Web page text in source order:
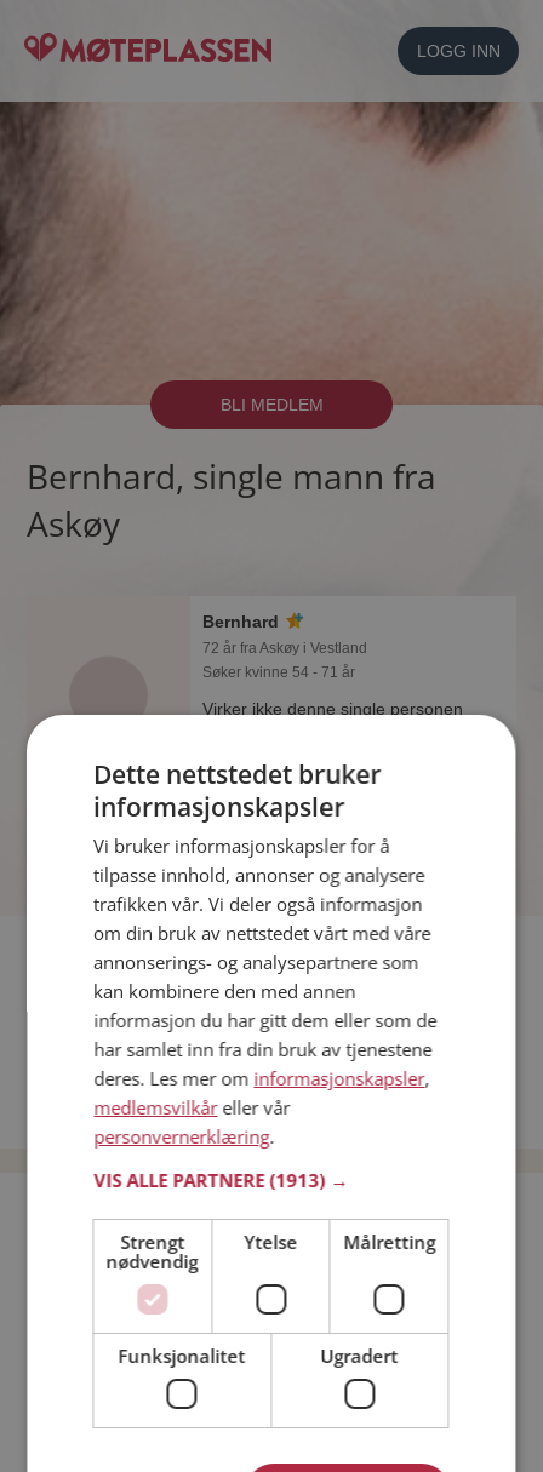
LOGG INN
BLI MEDLEM
Bernhard, single mann fra
Askøy
Bernhard
72 år fra Askøy i Vestland
Søker kvinne 54 - 71 år
Virker ikke denne single personen
finne ut alt om Bernhard.
Fler single
Flere singlemenn fra Askøy: Torjus,Håvard ,Håkon
Kvinner fra Askøy
Date kvinner i Norge
Date menn i Norge
Bli medlem gratis!
Jeg er en: Mann Kvinne
Min alder:
Dette nettstedet bruker
informasjonskapsler
Vi bruker informasjonskapsler for å
tilpasse innhold, annonser og analysere
trafikken vår. Vi deler også informasjon
om din bruk av nettstedet vårt med våre
annonserings- og analysepartnere som
kan kombinere den med annen
informasjon du har gitt dem eller som de
har samlet inn fra din bruk av tjenestene
deres. Les mer om informasjonskapsler,
medlemsvilkåreller vår
personvernerklæring.
VIS ALLE PARTNERE(1913) →
Strengt
nødvendig
Ytelse Målretting
Funksjonalitet Ugradert